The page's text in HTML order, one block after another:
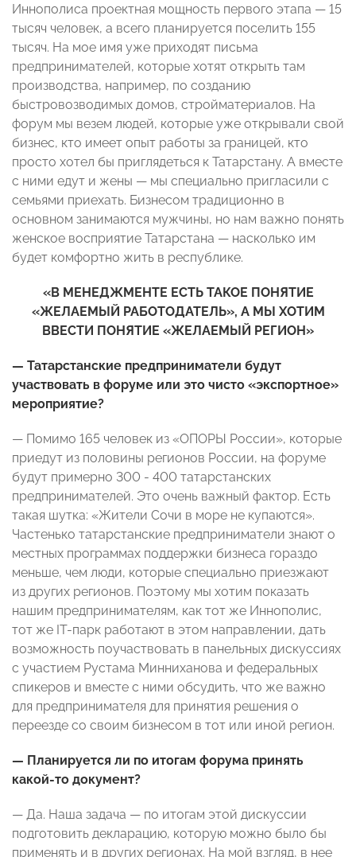
Иннополиса проектная мощность первого этапа — 15
тысяч человек, а всего планируется поселить 155
тысяч. На мое имя уже приходят письма
предпринимателей, которые хотят открыть там
производства, например, по созданию
быстровозводимых домов, стройматериалов. На
форум мы везем людей, которые уже открывали свой
бизнес, кто имеет опыт работы за границей, кто
просто хотел бы приглядеться к Татарстану. А вместе
с ними едут и жены — мы специально пригласили с
семьями приехать. Бизнесом традиционно в
основном занимаются мужчины, но нам важно понять
женское восприятие Татарстана — насколько им
будет комфортно жить в республике.
«В МЕНЕДЖМЕНТЕ ЕСТЬ ТАКОЕ ПОНЯТИЕ
«ЖЕЛАЕМЫЙ РАБОТОДАТЕЛЬ», А МЫ ХОТИМ
ВВЕСТИ ПОНЯТИЕ «ЖЕЛАЕМЫЙ РЕГИОН»
— Татарстанские предприниматели будут
участвовать в форуме или это чисто «экспортное»
мероприятие?
— Помимо 165 человек из «ОПОРЫ России», которые
приедут из половины регионов России, на форуме
будут примерно 300 - 400 татарстанских
предпринимателей. Это очень важный фактор. Есть
такая шутка: «Жители Сочи в море не купаются».
Частенько татарстанские предприниматели знают о
местных программах поддержки бизнеса гораздо
меньше, чем люди, которые специально приезжают
из других регионов. Поэтому мы хотим показать
нашим предпринимателям, как тот же Иннополис,
тот же IT-парк работают в этом направлении, дать
возможность поучаствовать в панельных дискуссиях
с участием Рустама Минниханова и федеральных
спикеров и вместе с ними обсудить, что же важно
для предпринимателя для принятия решения о
переезде со своим бизнесом в тот или иной регион.
— Планируется ли по итогам форума принять
какой-то документ?
— Да. Наша задача — по итогам этой дискуссии
подготовить декларацию, которую можно было бы
применять и в других регионах. На мой взгляд, в нее